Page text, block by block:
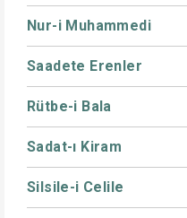
Nur-i Muhammedi
Saadete Erenler
Rütbe-i Bala
Sadat-ı Kiram
Silsile-i Celile